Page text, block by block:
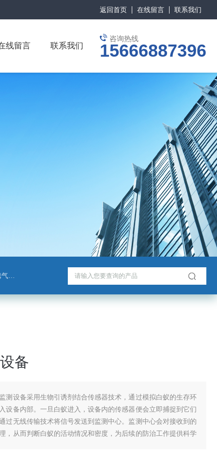
返回首页 在线留言 联系我们
咨询热线
15666887396
线留言 联系我们
仪
备
测设备采用生物引诱剂结合传感器技术，通过模拟白蚁的生存环
设备内部。一旦白蚁进入，设备内的传感器便会立即捕捉到它们
过无线传输技术将信号发送到监测中心。监测中心会对接收到的
，从而判断白蚁的活动情况和密度，为后续的防治工作提供科学